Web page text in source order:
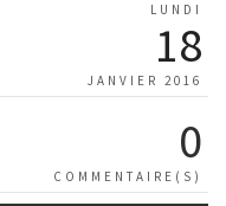
LUNDI
18
JANVIER 2016
0
COMMENTAIRE(S)